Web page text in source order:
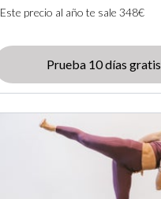
Este precio al año te sale 348€
Prueba 10 días gratis